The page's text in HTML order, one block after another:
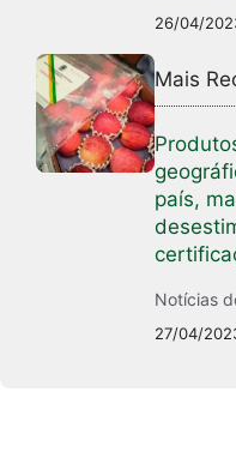
26/04/
Mais
país,
Notícias
27/04/